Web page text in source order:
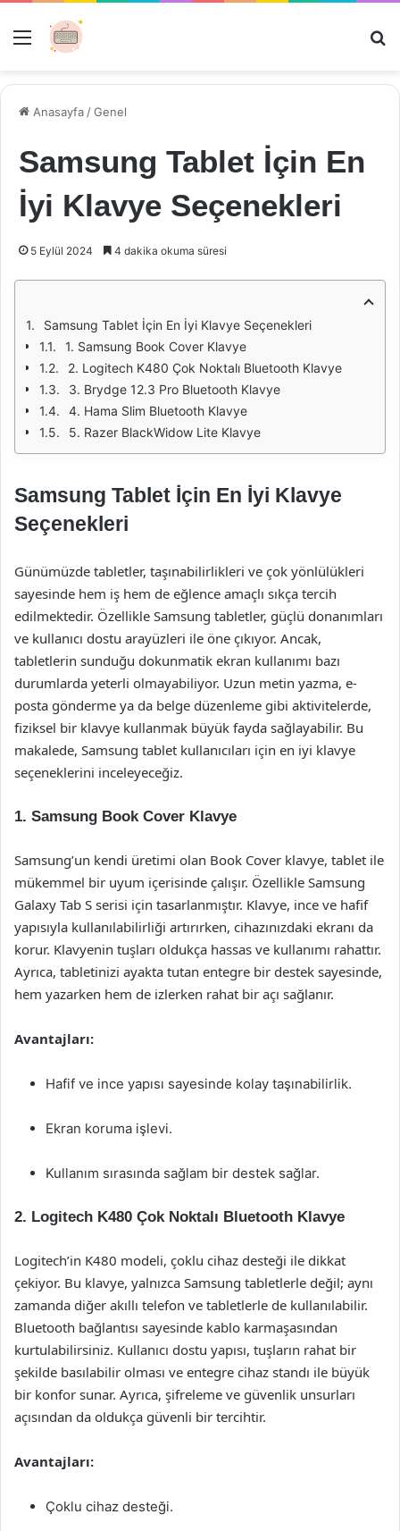
Menü
Anasayfa /Genel
Samsung Tablet İçin En
İyi Klavye Seçenekleri
5 Eylül 2024 4 dakika okuma süresi
Samsung Tablet İçin En İyi Klavye Seçenekleri
1. Samsung Book Cover Klavye
2. Logitech K480 Çok Noktalı Bluetooth Klavye
3. Brydge 12.3 Pro Bluetooth Klavye
4. Hama Slim Bluetooth Klavye
5. Razer BlackWidow Lite Klavye
Samsung Tablet İçin En İyi Klavye
Seçenekleri
Günümüzde tabletler, taşınabilirlikleri ve çok yönlülükleri
sayesinde hem iş hem de eğlence amaçlı sıkça tercih
edilmektedir. Özellikle Samsung tabletler, güçlü donanımları
ve kullanıcı dostu arayüzleri ile öne çıkıyor. Ancak,
tabletlerin sunduğu dokunmatik ekran kullanımı bazı
durumlarda yeterli olmayabiliyor. Uzun metin yazma, e-
posta gönderme ya da belge düzenleme gibi aktivitelerde,
fiziksel bir klavye kullanmak büyük fayda sağlayabilir. Bu
makalede, Samsung tablet kullanıcıları için en iyi klavye
seçeneklerini inceleyeceğiz.
1. Samsung Book Cover Klavye
Samsung’un kendi üretimi olan Book Cover klavye, tablet ile
mükemmel bir uyum içerisinde çalışır. Özellikle Samsung
Galaxy Tab S serisi için tasarlanmıştır. Klavye, ince ve hafif
yapısıyla kullanılabilirliği artırırken, cihazınızdaki ekranı da
korur. Klavyenin tuşları oldukça hassas ve kullanımı rahattır.
Ayrıca, tabletinizi ayakta tutan entegre bir destek sayesinde,
hem yazarken hem de izlerken rahat bir açı sağlanır.
Avantajları:
Hafif ve ince yapısı sayesinde kolay taşınabilirlik.
Ekran koruma işlevi.
Kullanım sırasında sağlam bir destek sağlar.
2. Logitech K480 Çok Noktalı Bluetooth Klavye
Logitech’in K480 modeli, çoklu cihaz desteği ile dikkat
çekiyor. Bu klavye, yalnızca Samsung tabletlerle değil; aynı
zamanda diğer akıllı telefon ve tabletlerle de kullanılabilir.
Bluetooth bağlantısı sayesinde kablo karmaşasından
kurtulabilirsiniz. Kullanıcı dostu yapısı, tuşların rahat bir
şekilde basılabilir olması ve entegre cihaz standı ile büyük
bir konfor sunar. Ayrıca, şifreleme ve güvenlik unsurları
açısından da oldukça güvenli bir tercihtir.
Avantajları:
Çoklu cihaz desteği.